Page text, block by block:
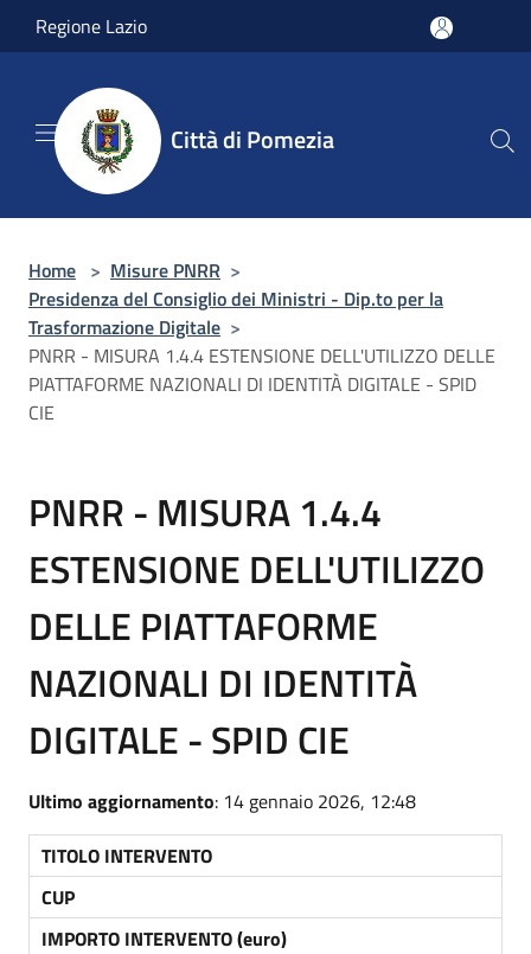
Salta al contenuto principale
Regione Lazio
Città di Pomezia
Home > Misure PNRR >
Presidenza del Consiglio dei Ministri - Dip.to per la
Trasformazione Digitale >
PNRR - MISURA 1.4.4 ESTENSIONE DELL'UTILIZZO DELLE
PIATTAFORME NAZIONALI DI IDENTITÀ DIGITALE - SPID
CIE
PNRR - MISURA 1.4.4
ESTENSIONE DELL'UTILIZZO
DELLE PIATTAFORME
NAZIONALI DI IDENTITÀ
DIGITALE - SPID CIE
Ultimo aggiornamento: 14 gennaio 2026, 12:48
TITOLO INTERVENTO
CUP
IMPORTO INTERVENTO (euro)